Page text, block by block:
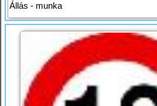
Állás - munka